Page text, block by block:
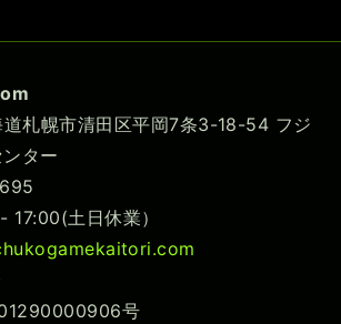
札幌市清田区平岡7条3-18-54 フジ
ター
土日休業）
号